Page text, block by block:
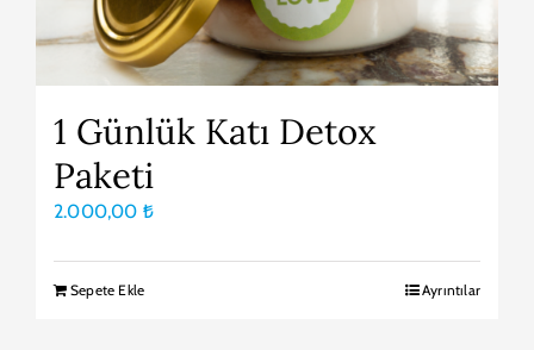
1 Günlük Katı Detox
Paketi
2.000,00 ₺
Sepete Ekle Ayrıntılar